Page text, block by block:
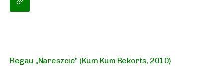
Regau „Nareszcie” (Kum Kum Rekorts, 2010)